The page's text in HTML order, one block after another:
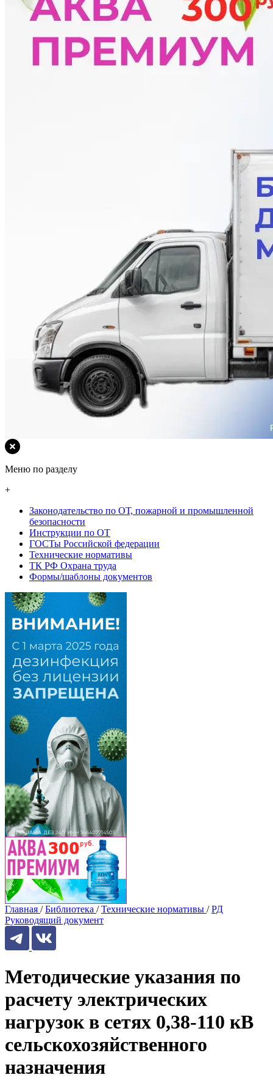
Меню по разделу
+
Законодательство по ОТ, пожарной и промышленной
безопасности
Инструкции по ОТ
ГОСТы Российской федерации
Технические нормативы
ТК РФ Охрана труда
Формы/шаблоны документов
Главная / Библиотека / Технические нормативы / РД
Руководящий документ
Методические указания по
расчету электрических
нагрузок в сетях 0,38-110 кВ
сельскохозяйственного
назначения